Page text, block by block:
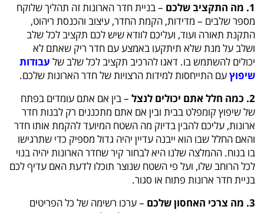
1. מה התקציב שלכם
– בניית חדר הארונות זה תהליך שלוקח
מספר שלבים – מדידות, הקמת החדר, עיצוב והכנסת ריהוט,
התקנת תאורה ועוד, ועליכם לוודא שיש לכם תקציב לכל שלב
ושלב על מנת שלא תיתקעו באמצע עם חדר ריק שאתם לא
יכולים להשתמש בו. דאגו להרכיב תקציב לכל שלב של עבודות
שיפוץעם התייחסות למידות הרצויות של חדר הארונות שלכם.
2. כמה חלל אתם יכולים לנצל
– בין אם אתם עומדים בפתח
של שיפוץ קומפלט בבית ובין אם אתם מתכננים רק לבנות חדר
ארונות, עליכם להבין בדיוק מה השטח המיועד להקמת אותו חדר
והאם החלל שבו הוא ייבנה עדיין יהיה גדול מספיק כדי שתרגישו
בו בנוח. ההמלצה שלנו היא לבחור קיר שחדר הארונות יהיה בנוי
לכל הרוחב שלו, ועל פי השטח שנוצר תוכלו לדעת האם עדיף לכם
בניית חדר ארונות פתוח או סגור.
3. מה צרכי האחסון שלכם
– ערכו רשימה של כל הפריטים